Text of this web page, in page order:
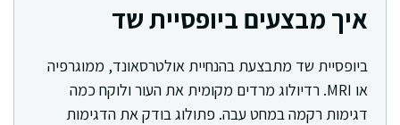
איך מבצעים ביופסיית שד
ביופסיית שד מתבצעת בהנחיית אולטרסאונד, ממוגרפיה
או MRI. רדיולוג מרדים מקומית את העור ולוקח כמה
דגימות רקמה במחט עבה. פתולוג בודק את הדגימות